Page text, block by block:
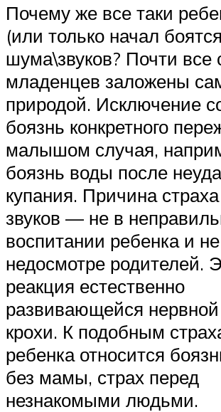
Почему же все таки
(или только начал
шума\звуков? Почти все
младенцев заложены
природой. Исключение
боязнь конкретного
малышом случая,
боязнь воды после
купания. Причина
звуков — не в
воспитании ребенка и
недосмотре родителей.
реакция естественно
развивающейся
крохи. К подобным
ребенка относится
без мамы, страх перед
незнакомыми людьми.